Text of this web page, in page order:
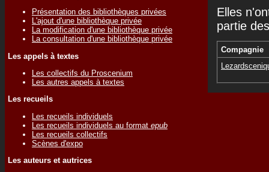
Présentation des bibliothèques privées
L'ajout d'une bibliothèque privée
La modification d'une bibliothèque privée
La consultation d'une bibliothèque privée
Les appels à textes
Les collectifs du Proscenium
Les autres appels à textes
Les recueils
Les recueils individuels
Les recueils individuels au format epub
Les recueils collectifs
Scènes d'expo
Les auteurs et autrices
Elles
partie
Compagnie